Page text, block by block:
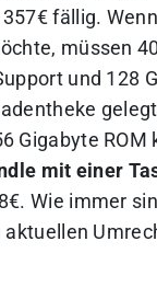
fällig.
müssen
und 128
Gigabyte ROM
mit einer
Wie immer